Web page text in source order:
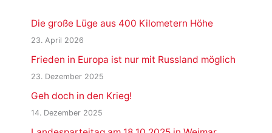
Die große Lüge aus 400 Kilometern Höhe
23. April 2026
Frieden in Europa ist nur mit Russland möglich
23. Dezember 2025
Geh doch in den Krieg!
14. Dezember 2025